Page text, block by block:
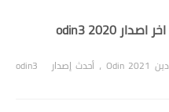
تحميل برنامج اودين اخر اصدار 2020 odin3
تحميل وتنزيل برنامج اودين اخر اصدار ، اودين Odin 2021 ، أحدث إصدار odin3